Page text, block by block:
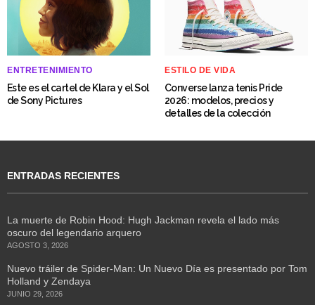
ENTRETENIMIENTO
Este es el cartel de Klara y el Sol
de Sony Pictures
ESTILO DE VIDA
Converse lanza tenis Pride
2026: modelos, precios y
detalles de la colección
ENTRADAS RECIENTES
La muerte de Robin Hood: Hugh Jackman revela el lado más
oscuro del legendario arquero
AGOSTO 3, 2026
Nuevo tráiler de Spider-Man: Un Nuevo Día es presentado por Tom
Holland y Zendaya
JUNIO 29, 2026